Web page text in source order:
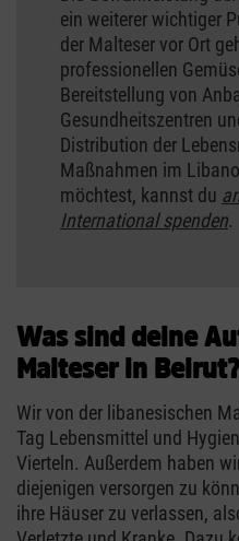
ein weiterer wichtiger
der Malteser vor Ort
professionellen
Bereitstellung von
Gesundheitszentren
Distribution der
Maßnahmen im
möchtest, kannst du
International spenden.
Was sind deine
Malteser in Beirut?
Wir von der libanesischen
Tag Lebensmittel und
Vierteln. Außerdem haben
diejenigen versorgen zu
ihre Häuser zu verlassen,